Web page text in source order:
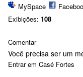
MySpace
Exibições: 108
Comentar
Você precisa ser um
Entrar em Casé Fortes